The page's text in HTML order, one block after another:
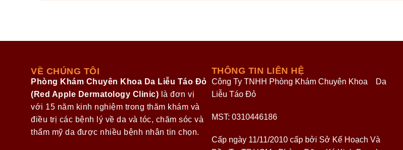
VỀ CHÚNG TÔI
Phòng Khám Chuyên Khoa Da Liễu Táo Đỏ
(Red Apple Dermatology Clinic) là đơn vị
với 15 năm kinh nghiệm trong thăm khám và
điều trị các bệnh lý về da và tóc, chăm sóc và
thẩm mỹ da được nhiều bệnh nhân tin chọn.
THÔNG TIN LIÊN HỆ
Công Ty TNHH Phòng Khám Chuyên Khoa Da
Liễu Táo Đỏ
MST: 0310446186
Cấp ngày 11/11/2010 cấp bởi Sở Kế Hoạch Và